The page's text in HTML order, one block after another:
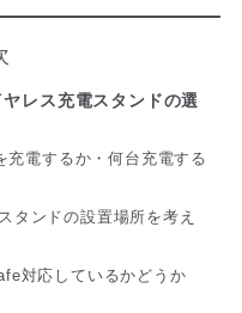
レス充電スタンドの選
電するか・何台充電する
タンドの設置場所を考え
対応しているかどうか